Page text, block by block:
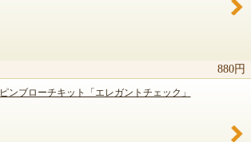
880円
ピンブローチキット「エレガントチェック」